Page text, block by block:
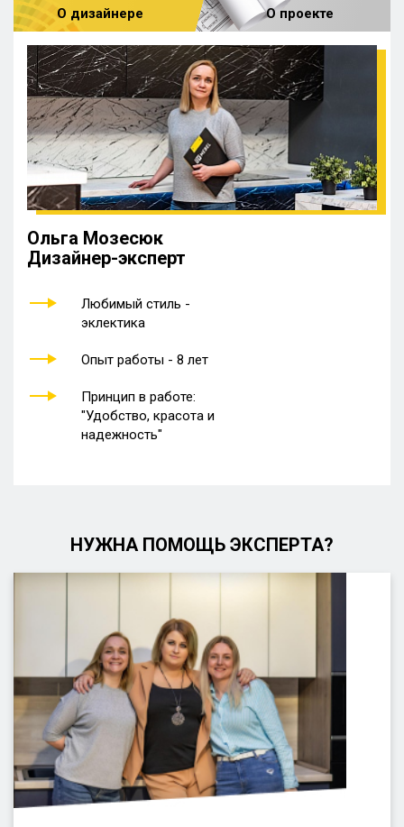
О дизайнере О проекте
Ольга Мозесюк
Дизайнер-эксперт
Любимый стиль -
эклектика
Опыт работы - 8 лет
Принцип в работе:
"Удобство, красота и
надежность"
НУЖНА ПОМОЩЬ ЭКСПЕРТА?